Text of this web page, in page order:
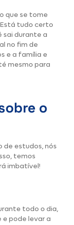
que se tome
tudo certo
sai durante a
no fim de
e a família e
mesmo para
o
de estudos, nós
temos
imbatível!
todo o dia,
e pode levar a